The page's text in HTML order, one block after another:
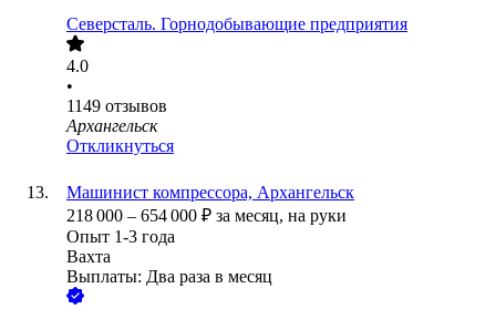
Северсталь. Горнодобывающие предприятия
4.0
•
1149 отзывов
Архангельск
Откликнуться
Машинист компрессора, Архангельск
218 000 – 654 000 ₽ за месяц, на руки
Опыт 1-3 года
Вахта
Выплаты: Два раза в месяц